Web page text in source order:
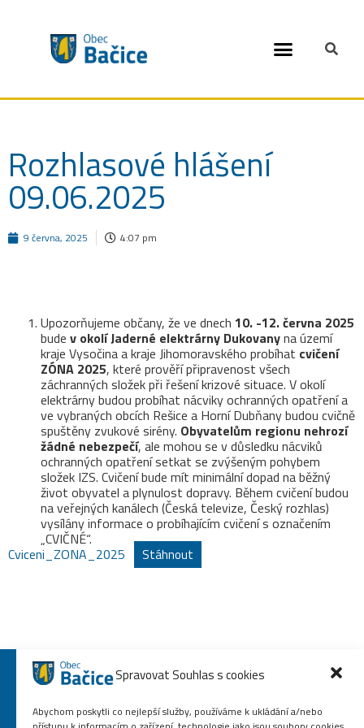
Spravovat Souhlas s cookies
Abychom poskytli co nejlepší služby, používáme k ukládání a/nebo
Rozhlasové hlášení
09.06.2025
9 června, 2025 4:07 pm
Upozorňujeme občany, že ve dnech 10. -12. června 2025
bude v okolí Jaderné elektrárny Dukovanyna území
kraje Vysočina a kraje Jihomoravského probíhat cvičení
ZÓNA 2025, které prověří připravenost všech
záchranných složek při řešení krizové situace. V okolí
elektrárny budou probíhat nácviky ochranných opatření a
ve vybraných obcích Rešice a Horní Dubňany budou cvičně
spuštěny zvukové sirény. Obyvatelům regionu nehrozí
žádné nebezpečí, ale mohou se v důsledku nácviků
ochranných opatření setkat se zvýšeným pohybem
složek IZS. Cvičení bude mít minimální dopad na běžný
život obyvatel a plynulost dopravy. Během cvičení budou
na veřejných kanálech (Česká televize, Český rozhlas)
vysílány informace o probíhajícím cvičení s označením
„CVIČNÉ“.
Cviceni_ZONA_2025 Stáhnout